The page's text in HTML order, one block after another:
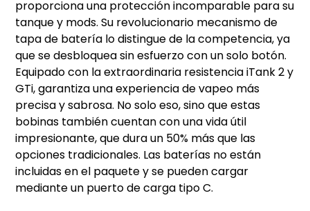
proporciona una protección incomparable para su
tanque y mods. Su revolucionario mecanismo de
tapa de batería lo distingue de la competencia, ya
que se desbloquea sin esfuerzo con un solo botón.
Equipado con la extraordinaria resistencia iTank 2 y
GTi, garantiza una experiencia de vapeo más
precisa y sabrosa. No solo eso, sino que estas
bobinas también cuentan con una vida útil
impresionante, que dura un 50% más que las
opciones tradicionales. Las baterías no están
incluidas en el paquete y se pueden cargar
mediante un puerto de carga tipo C.